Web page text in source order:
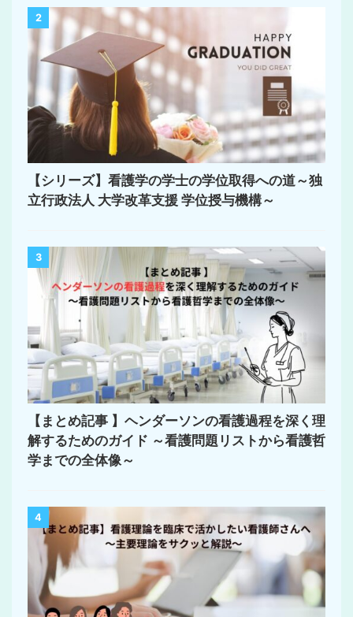
2
【シリーズ】看護学の学士の学位取得への道～独
立行政法人 大学改革支援 学位授与機構～
3
【まとめ記事 】ヘンダーソンの看護過程を深く理
解するためのガイド ～看護問題リストから看護哲
学までの全体像～
4